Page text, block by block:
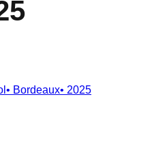
• Bordeaux• 2025